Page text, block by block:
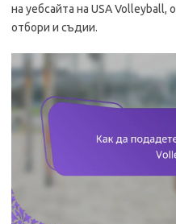
на уебсайта на USA Volleyball,
отбори и съдии.